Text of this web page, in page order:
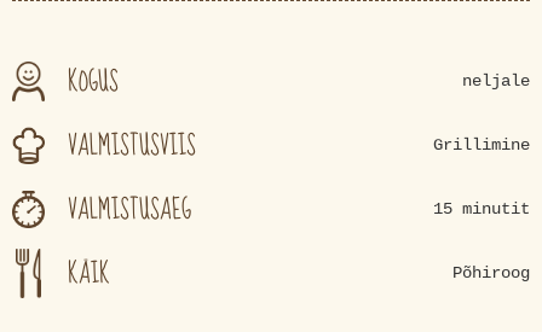
KOGUS neljale
VALMISTUSVIIS Grillimine
VALMISTUSAEG 15 minutit
KÄIK Põhiroog